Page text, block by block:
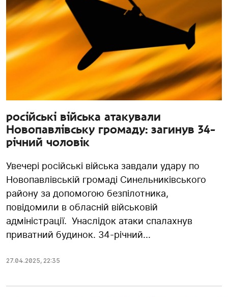
російські війська атакували
Новопавлівську громаду: загинув 34-
річний чоловік
Увечері російські війська завдали удару по
Новопавлівській громаді Синельниківського
району за допомогою безпілотника,
повідомили в обласній військовій
адміністрації. Унаслідок атаки спалахнув
приватний будинок. 34-річний...
27.04.2025, 22:35